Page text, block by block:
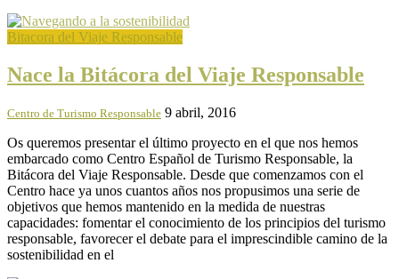
Bitacora del Viaje Responsable
Nace la Bitácora del Viaje Responsable
Centro de Turismo Responsable 9 abril, 2016
Os queremos presentar el último proyecto en el que nos hemos
embarcado como Centro Español de Turismo Responsable, la
Bitácora del Viaje Responsable. Desde que comenzamos con el
Centro hace ya unos cuantos años nos propusimos una serie de
objetivos que hemos mantenido en la medida de nuestras
capacidades: fomentar el conocimiento de los principios del turismo
responsable, favorecer el debate para el imprescindible camino de la
sostenibilidad en el